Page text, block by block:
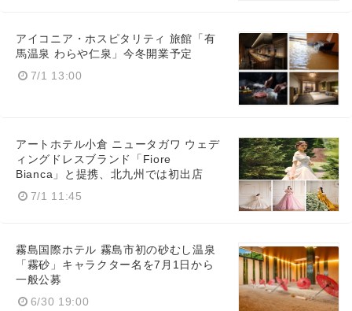
アイコニア・ホスピタリティ 旅館「有
馬温泉 わらや仁泉」今冬開業予定
7/1 13:00
アートホテル小倉 ニュータガワ ウェデ
ィングドレスブランド「Fiore
Bianca」と提携、北九州では初出店
7/1 11:45
霧島国際ホテル 霧島市初の砂むし温泉
「霧砂」キャラクター名を7月1日から
一般公募
6/30 19:00